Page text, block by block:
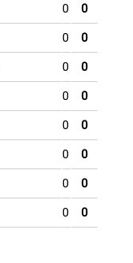
0 0
0 0
0 0
0 0
0 0
0 0
0 0
0 0